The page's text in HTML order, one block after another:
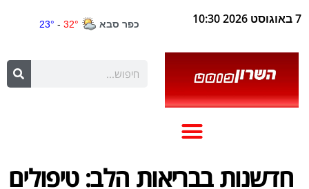
7 באוגוסט 2026 10:30
חדשנות בבריאות הלב: טיפולים